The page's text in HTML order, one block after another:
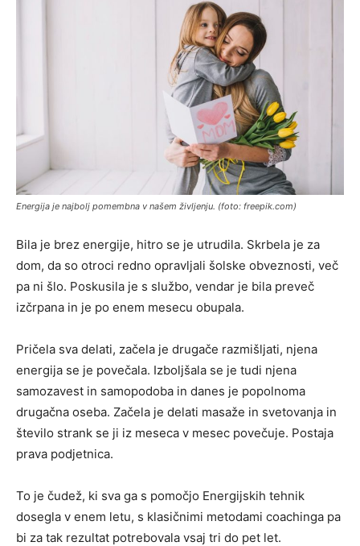
Energija je najbolj pomembna v našem življenju. (foto: freepik.com)
Bila je brez energije, hitro se je utrudila. Skrbela je za
dom, da so otroci redno opravljali šolske obveznosti, več
pa ni šlo. Poskusila je s službo, vendar je bila preveč
izčrpana in je po enem mesecu obupala.
Pričela sva delati, začela je drugače razmišljati, njena
energija se je povečala. Izboljšala se je tudi njena
samozavest in samopodoba in danes je popolnoma
drugačna oseba. Začela je delati masaže in svetovanja in
število strank se ji iz meseca v mesec povečuje. Postaja
prava podjetnica.
To je čudež, ki sva ga s pomočjo Energijskih tehnik
dosegla v enem letu, s klasičnimi metodami coachinga pa
bi za tak rezultat potrebovala vsaj tri do pet let.